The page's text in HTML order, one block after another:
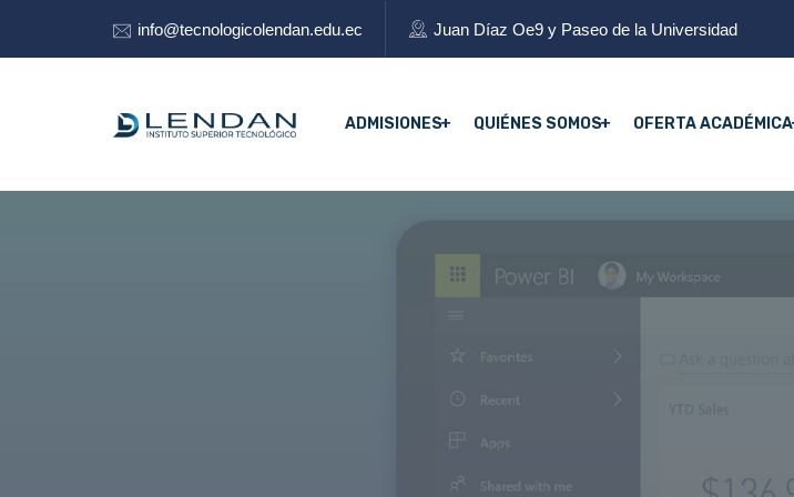
info@tecnologicolendan.edu.ec Juan Díaz Oe9 y Paseo de la Universidad
ADMISIONES QUIÉNES SOMOS OFERTA ACADÉMICA